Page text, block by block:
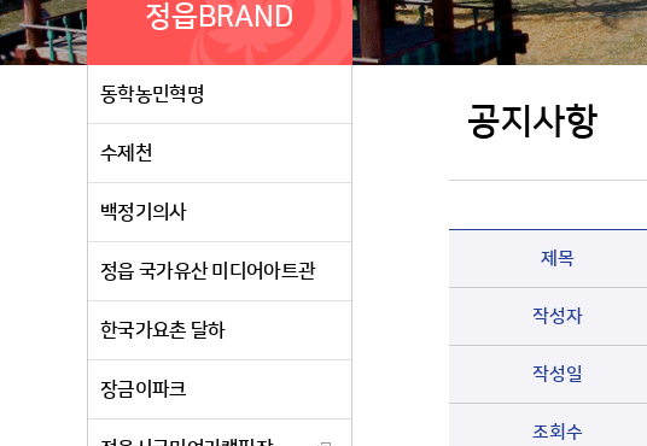
정읍BRAND
동학농민혁명
수제천
백정기의사
정읍 국가유산 미디어아트관
한국가요촌 달하
장금이파크
공지사항
제목
작성자
작성일
조회수